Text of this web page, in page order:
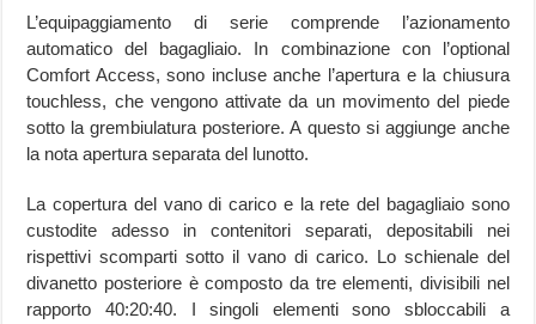
L’equipaggiamento di serie comprende l’azionamento
automatico del bagagliaio. In combinazione con l’optional
Comfort Access, sono incluse anche l’apertura e la chiusura
touchless, che vengono attivate da un movimento del piede
sotto la grembiulatura posteriore. A questo si aggiunge anche
la nota apertura separata del lunotto.
La copertura del vano di carico e la rete del bagagliaio sono
custodite adesso in contenitori separati, depositabili nei
rispettivi scomparti sotto il vano di carico. Lo schienale del
divanetto posteriore è composto da tre elementi, divisibili nel
rapporto 40:20:40. I singoli elementi sono sbloccabili a